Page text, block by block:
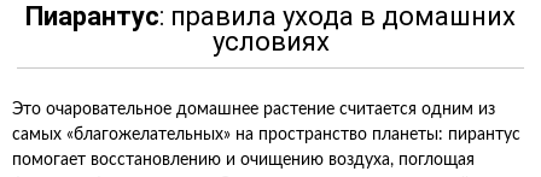
Пиарантус: правила ухода в домашних
условиях
Это очаровательное домашнее растение считается одним из
самых «благожелательных» на пространство планеты: пирантус
помогает восстановлению и очищению воздуха, поглощая